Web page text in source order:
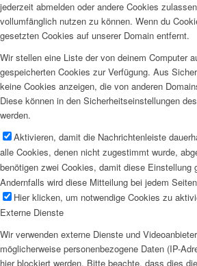
jederzeit abmelden oder andere Cookies
vollumfänglich nutzen zu können. Wenn du
gesetzten Cookies auf unserer Domain entfernt.
Wir stellen eine Liste der von deinem Computer
gespeicherten Cookies zur Verfügung. Aus
keine Cookies anzeigen, die von anderen
Diese können in den Sicherheitseinstellungen
werden.
Aktivieren, damit die Nachrichtenleiste
alle Cookies, denen nicht zugestimmt wurde,
benötigen zwei Cookies, damit diese Einstellung
Andernfalls wird diese Mitteilung bei jedem
Hier klicken, um notwendige Cookies zu
Externe Dienste
Wir verwenden externe Dienste und
möglicherweise personenbezogene Daten (IP-
hier blockiert werden. Bitte beachte, dass dies